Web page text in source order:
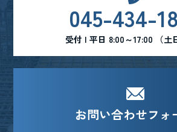
045-434-
受付 | 平日 8:00～17:00 （土
お問い合わせフォ